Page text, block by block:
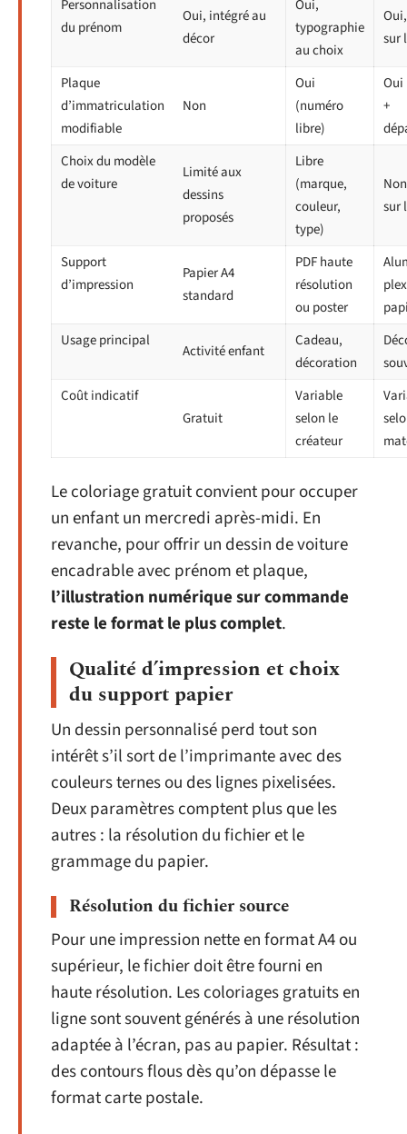
Personnalisation
du prénom
Oui, intégré au
décor
Oui,
typographie
au choix
sur
Plaque
d’immatriculation
modifiable
Non
Oui
(numéro
libre)
Oui
+
Choix du modèle
de voiture
Limité aux
dessins
proposés
Libre
(marque,
couleur,
type)
sur
Support
d’impression
Papier A4
standard
PDF haute
résolution
ou poster
Usage principal
Activité enfant
Cadeau,
décoration
Coût indicatif
Gratuit
Variable
selon le
créateur
Le coloriage gratuit convient pour occuper
un enfant un mercredi après-midi. En
revanche, pour offrir un dessin de voiture
encadrable avec prénom et plaque,
l’illustration numérique sur commande
reste le format le plus complet.
Qualité d’impression et choix
du support papier
Un dessin personnalisé perd tout son
intérêt s’il sort de l’imprimante avec des
couleurs ternes ou des lignes pixelisées.
Deux paramètres comptent plus que les
autres : la résolution du fichier et le
grammage du papier.
Résolution du fichier source
Pour une impression nette en format A4 ou
supérieur, le fichier doit être fourni en
haute résolution. Les coloriages gratuits en
ligne sont souvent générés à une résolution
adaptée à l’écran, pas au papier. Résultat :
des contours flous dès qu’on dépasse le
format carte postale.